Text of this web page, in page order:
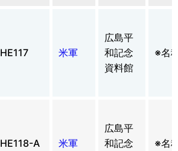
HE117 米軍
広島平
和記念
資料館
※名
HE118-A 米軍
広島平
和記念
※名